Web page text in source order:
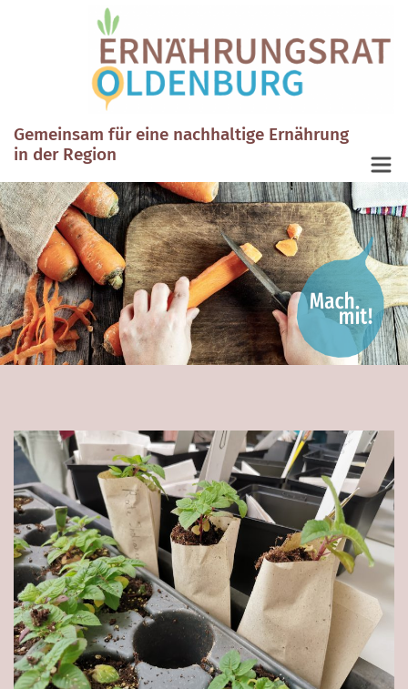
Gemeinsam für eine nachhaltige Ernährung
in der Region